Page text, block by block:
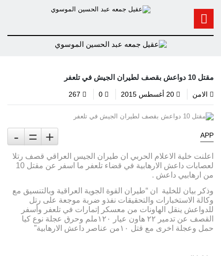
مقتل 10 دواعش بقصف لطيران الجيش في تلعفر
الامن
APP
+
=
-
اعلنت خلية الاعلام الحربي ان طيران الجيس العراقي قصف رتلا
لعصابات داعش الارهابية في قضاء تلعفر ما اسفر عن مقتل 10
من ارهابيي داعش .
وذكر بيان للخلية ان “طيران القوة الجوية العراقية وبالتنسيق مع
وكالة الاستخبارات والتحقيقات نفذو ضربة موجعة على رتل
للدواعش ينقل الهاونات من معسكر إتمارات في تلعفر وأسفر
القصف عن تدمير ٢٢ هاون عيار ١٢٠ملم وحرق عجلة نوع كيا
حمل وعجلة اخرى مع قتل ١٠من عناصر داعش الارهابية”